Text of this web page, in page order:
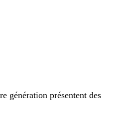
génération présentent des